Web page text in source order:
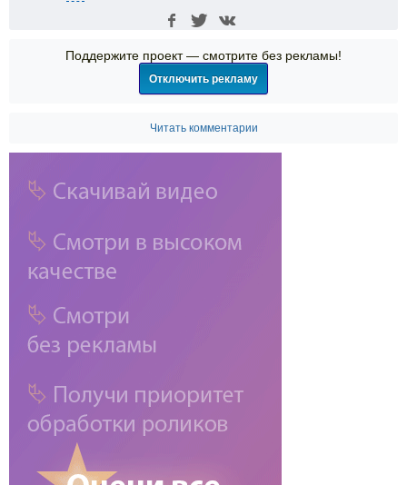
Поддержите проект — смотрите без рекламы!
Отключить рекламу
Читать комментарии